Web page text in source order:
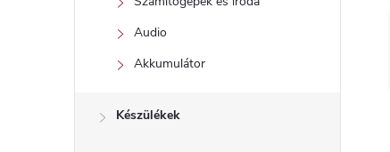
Audio
Akkumulátor
Készülékek